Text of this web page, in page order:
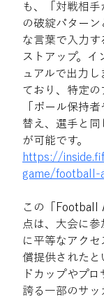
も、「対戦相
の破綻パター
な言葉で入力す
ストアップ。イ
ュアルで出力
ており、特定の
「ボール保持
替え、選手と同
が可能です。
https://
game/football-
この「Football
点は、大会に参
に平等なアク
償提供されたと
ドカップやプ
誇る一部のサッ